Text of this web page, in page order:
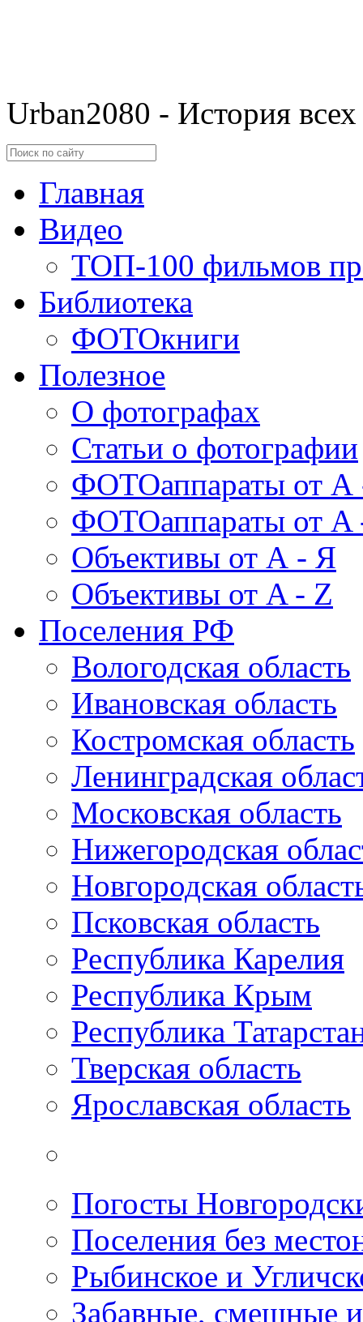
Urban2080 - История
Главная
Видео
ТОП-100 фильмов
Библиотека
ФОТОкниги
Полезное
О фотографах
Статьи о фотографии
ФОТОаппараты от А
ФОТОаппараты от A
Объективы от А - Я
Объективы от A - Z
Поселения РФ
Вологодская область
Ивановская область
Костромская область
Ленинградская
Московская область
Нижегородская
Новгородская
Псковская область
Республика Карелия
Республика Крым
Республика
Тверская область
Ярославская область
Погосты
Поселения без
Рыбинское и
Забавные, смешные